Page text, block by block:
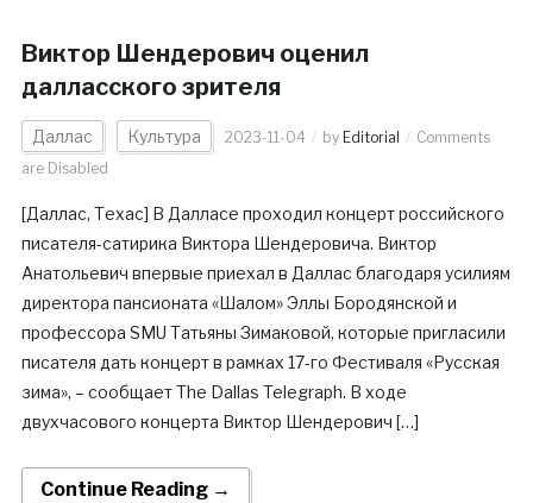
Виктор Шендерович оценил
далласского зрителя
Даллас Культура 2023-11-04 by Editorial
Comments
are Disabled
[Даллас, Техас] В Далласе проходил концерт российского
писателя-сатирика Виктора Шендеровича. Виктор
Анатольевич впервые приехал в Даллас благодаря усилиям
директора пансионата «Шалом» Эллы Бородянской и
профессора SMU Татьяны Зимаковой, которые пригласили
писателя дать концерт в рамках 17-го Фестиваля «Русская
зима», – сообщает The Dallas Telegraph. В ходе
двухчасового концерта Виктор Шендерович […]
Continue Reading →